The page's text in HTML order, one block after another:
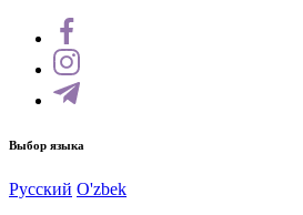
Выбор языка
Русский O'zbek